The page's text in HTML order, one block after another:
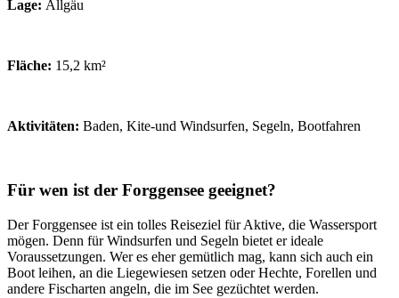
Lage: Allgäu
Fläche: 15,2 km²
Aktivitäten: Baden, Kite-und Windsurfen, Segeln, Bootfahren
Für wen ist der Forggensee geeignet?
Der Forggensee ist ein tolles Reiseziel für Aktive, die Wassersport
mögen. Denn für Windsurfen und Segeln bietet er ideale
Voraussetzungen. Wer es eher gemütlich mag, kann sich auch ein
Boot leihen, an die Liegewiesen setzen oder Hechte, Forellen und
andere Fischarten angeln, die im See gezüchtet werden.